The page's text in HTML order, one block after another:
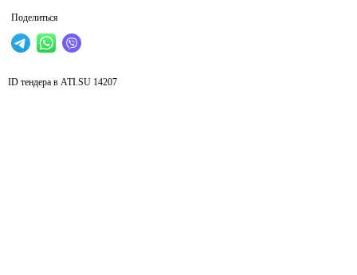
Поделиться
ID тендера в ATI.SU 14207